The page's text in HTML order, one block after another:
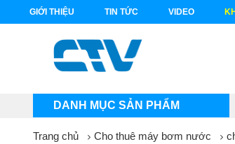
GIỚI THIỆU TIN TỨC VIDEO
DANH MỤC SẢN PHẨM
Trang chủ Cho thuê máy bơm nước